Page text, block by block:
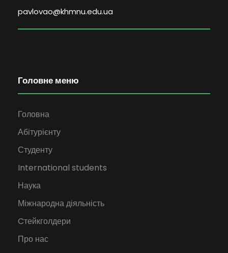
pavlovao@khmnu.edu.ua
Головне меню
Головна
Абітурієнту
Студенту
International students
Наука
Міжнародна діяльність
Cтейкголдери
Про нас